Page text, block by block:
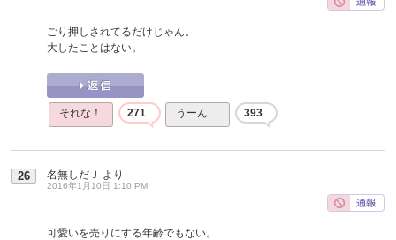
ごり押しされてるだけじゃん。
大したことはない。
それな！ 271 うーん… 393
26 名無しだＪ より
2016年1月10日 1:10 PM
可愛いを売りにする年齢でもない。